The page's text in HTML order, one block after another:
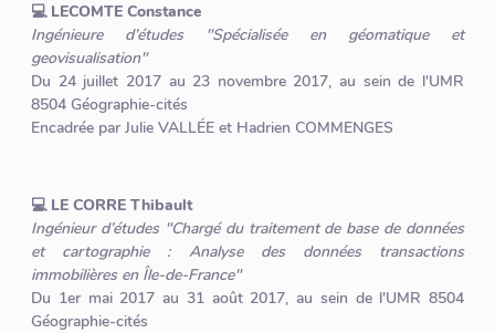
💻 LECOMTE Constance
Ingénieure d’études "Spécialisée en géomatique et
geovisualisation"
Du 24 juillet 2017 au 23 novembre 2017, au sein de l'UMR
8504 Géographie-cités
Encadrée par Julie VALLÉE et Hadrien COMMENGES
💻 LE CORRE Thibault
Ingénieur d’études "Chargé du traitement de base de données
et cartographie : Analyse des données transactions
immobilières en Île-de-France"
Du 1er mai 2017 au 31 août 2017, au sein de l'UMR 8504
Géographie-cités